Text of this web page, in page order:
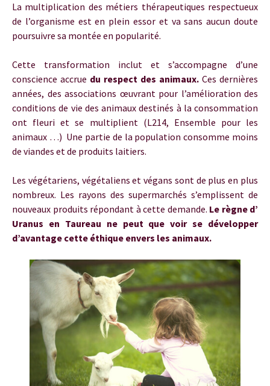
La multiplication des métiers thérapeutiques respectueux
de l’organisme est en plein essor et va sans aucun doute
poursuivre sa montée en popularité.
Cette transformation inclut et s’accompagne d’une
conscience accrue du respect des animaux. Ces dernières
années, des associations œuvrant pour l’amélioration des
conditions de vie des animaux destinés à la consommation
ont fleuri et se multiplient (L214, Ensemble pour les
animaux …) Une partie de la population consomme moins
de viandes et de produits laitiers.
Les végétariens, végétaliens et végans sont de plus en plus
nombreux. Les rayons des supermarchés s’emplissent de
nouveaux produits répondant à cette demande. Le règne d’
Uranus en Taureau ne peut que voir se développer
d’avantage cette éthique envers les animaux.